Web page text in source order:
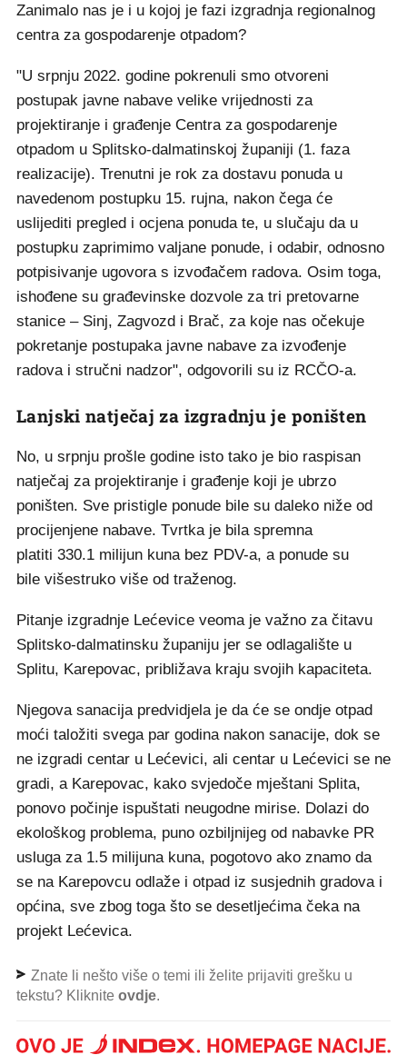
Zanimalo nas je i u kojoj je fazi izgradnja regionalnog
centra za gospodarenje otpadom?
"U srpnju 2022. godine pokrenuli smo otvoreni
postupak javne nabave velike vrijednosti za
projektiranje i građenje Centra za gospodarenje
otpadom u Splitsko-dalmatinskoj županiji (1. faza
realizacije). Trenutni je rok za dostavu ponuda u
navedenom postupku 15. rujna, nakon čega će
uslijediti pregled i ocjena ponuda te, u slučaju da u
postupku zaprimimo valjane ponude, i odabir, odnosno
potpisivanje ugovora s izvođačem radova. Osim toga,
ishođene su građevinske dozvole za tri pretovarne
stanice – Sinj, Zagvozd i Brač, za koje nas očekuje
pokretanje postupaka javne nabave za izvođenje
radova i stručni nadzor", odgovorili su iz RCČO-a.
Lanjski natječaj za izgradnju je poništen
No, u srpnju prošle godine isto tako je bio raspisan
natječaj za projektiranje i građenje koji je ubrzo
poništen. Sve pristigle ponude bile su daleko niže od
procijenjene nabave. Tvrtka je bila spremna
platiti 330.1 milijun kuna bez PDV-a, a ponude su
bile višestruko više od traženog.
Pitanje izgradnje Lećevice veoma je važno za čitavu
Splitsko-dalmatinsku županiju jer se odlagalište u
Splitu, Karepovac, približava kraju svojih kapaciteta.
Njegova sanacija predvidjela je da će se ondje otpad
moći taložiti svega par godina nakon sanacije, dok se
ne izgradi centar u Lećevici, ali centar u Lećevici se ne
gradi, a Karepovac, kako svjedoče mještani Splita,
ponovo počinje ispuštati neugodne mirise. Dolazi do
ekološkog problema, puno ozbiljnijeg od nabavke PR
usluga za 1.5 milijuna kuna, pogotovo ako znamo da
se na Karepovcu odlaže i otpad iz susjednih gradova i
općina, sve zbog toga što se desetljećima čeka na
projekt Lećevica.
Znate li nešto više o temi ili želite prijaviti grešku u
tekstu? Kliknite ovdje.